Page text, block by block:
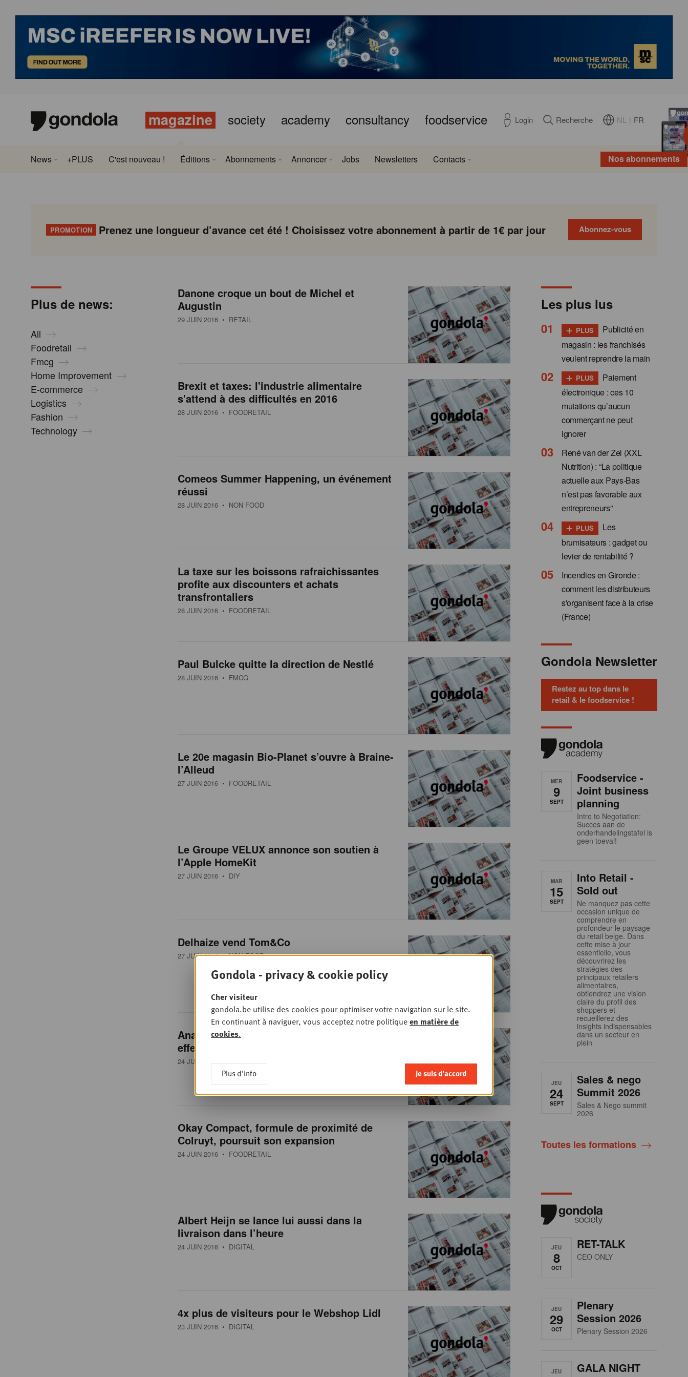
magazine society academy consultancy foodservice Login Recherche NL FR
Nos abonnements
News +PLUS C'est nouveau ! Éditions Abonnements Annoncer Jobs Newsletters Contacts
PROMOTION Prenez une longueur d’avance cet été ! Choisissez votre abonnement à partir de 1€ par jour Abonnez-vous
Plus de news:
All
Foodretail
Fmcg
Home Improvement
E-commerce
Logistics
Fashion
Technology
Danone croque un bout de Michel et
Augustin
29 JUIN 2016 • RETAIL
Brexit et taxes: l'industrie alimentaire
s'attend à des difficultés en 2016
28 JUIN 2016 • FOODRETAIL
Comeos Summer Happening, un événement
réussi
28 JUIN 2016 • NON FOOD
La taxe sur les boissons rafraichissantes
profite aux discounters et achats
transfrontaliers
28 JUIN 2016 • FOODRETAIL
Paul Bulcke quitte la direction de Nestlé
28 JUIN 2016 • FMCG
Le 20e magasin Bio-Planet s’ouvre à Braine-
l’Alleud
27 JUIN 2016 • FOODRETAIL
Le Groupe VELUX annonce son soutien à
l’Apple HomeKit
27 JUIN 2016 • DIY
Delhaize vend Tom&Co
27 JUIN 2016• NON FOOD
Analyse: le secteur alimentaire ressentira les
effets du Brexit
24 JUIN 2016
Okay Compact, formule de proximité de
Colruyt, poursuit son expansion
24 JUIN 2016 • FOODRETAIL
Albert Heijn se lance lui aussi dans la
livraison dans l’heure
24 JUIN 2016 • DIGITAL
4x plus de visiteurs pour le Webshop Lidl
23 JUIN 2016 • DIGITAL
P
a
g
i
o
n
Previous
page
Page
Page
Page
Page
Current
page
Page
Page
Page
Page
Next
page
Les plus lus
+ PLUS
Publicité en
magasin : les franchisés
veulent reprendre la main
+ PLUS
Paiement
électronique : ces 10
mutations qu’aucun
commerçant ne peut
ignorer
René van der Zel (XXL
Nutrition) : “La politique
actuelle aux Pays-Bas
n’est pas favorable aux
entrepreneurs”
+ PLUS
Les
brumisateurs : gadget ou
levier de rentabilité ?
Incendies en Gironde :
comment les distributeurs
s'organisent face à la crise
(France)
Gondola Newsletter
Restez au top dans le
retail & le foodservice !
MER
9
SEPT
Foodservice -
Joint business
planning
Intro to Negotiation:
Succes aan de
onderhandelingstafel is
geen toeval!
MAR
15
SEPT
Into Retail -
Sold out
Ne manquez pas cette
occasion unique de
comprendre en
profondeur le paysage
du retail belge. Dans
cette mise à jour
essentielle, vous
découvrirez les
stratégies des
principaux retailers
alimentaires,
obtiendrez une vision
claire du profil des
shoppers et
recueillerez des
insights indispensables
dans un secteur en
plein
JEU
24
SEPT
Sales & nego
Summit 2026
Sales & Nego summit
2026
Toutes les formations
JEU
8
OCT
RET-TALK
CEO ONLY
JEU
29
OCT
Plenary
Session 2026
Plenary Session 2026
JEU
GALA NIGHT
Gondola - privacy & cookie policy
Cher visiteur
gondola.be utilise des cookies pour optimiser votre navigation sur le site.
En continuant à naviguer, vous acceptez notre politiqueen matière de
cookies.
Plus d'info Je suis d'accord